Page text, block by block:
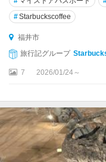
#Starbuckscoffee
福井市
旅行記グループ
7 2026/01/24～